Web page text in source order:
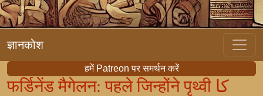
ज्ञानकोश
हमें Patreon पर समर्थन करें
फर्डिनेंड मैगेलन: पहले जिन्होंने पृथ्वी کا